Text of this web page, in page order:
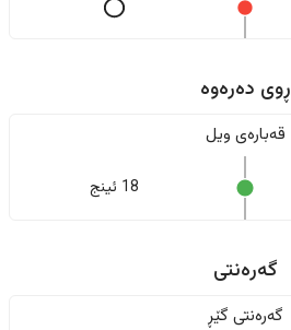
ڕوی دەرەوە
قەبارەی ویل
18 ئینج
گەرەنتی
گەرەنتی گێڕ